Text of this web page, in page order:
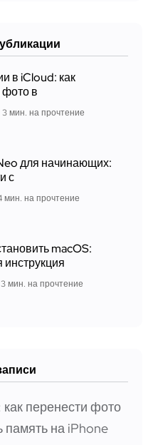
в iCloud: как
фото в
3 мин. на прочтение
для начинающих:
с
мин. на прочтение
macOS:
3 мин. на прочтение
перенести фото
память на iPhone